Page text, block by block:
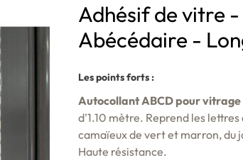
Adhésif de vitre
Abécédaire -
Les points forts :
Autocollant ABCD pour vitrage
d'1.10 mètre. Reprend les
camaïeux de vert et marron, du
Haute résistance.